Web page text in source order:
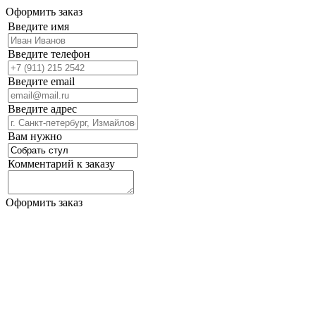
Оформить заказ
Введите имя
Введите телефон
Введите email
Введите адрес
Вам нужно
Комментарий к заказу
Оформить заказ